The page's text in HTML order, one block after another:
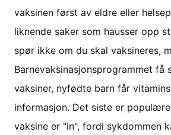
vaksinen først av eldre eller
liknende saker som hausser opp
spør ikke om du skal vaksineres,
Barnevaksinasjonsprogrammet få
vaksiner, nyfødte barn får
informasjon. Det siste er
vaksine er "in", fordi sykdommen